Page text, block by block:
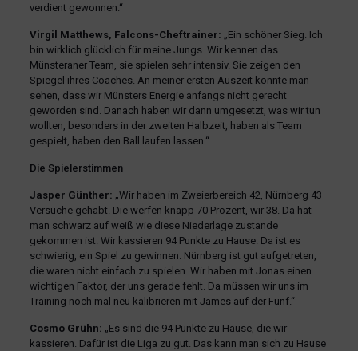
verdient gewonnen.“
Virgil Matthews, Falcons-Cheftrainer: „Ein schöner Sieg. Ich
bin wirklich glücklich für meine Jungs. Wir kennen das
Münsteraner Team, sie spielen sehr intensiv. Sie zeigen den
Spiegel ihres Coaches. An meiner ersten Auszeit konnte man
sehen, dass wir Münsters Energie anfangs nicht gerecht
geworden sind. Danach haben wir dann umgesetzt, was wir tun
wollten, besonders in der zweiten Halbzeit, haben als Team
gespielt, haben den Ball laufen lassen.“
Die Spielerstimmen
Jasper Günther: „Wir haben im Zweierbereich 42, Nürnberg 43
Versuche gehabt. Die werfen knapp 70 Prozent, wir 38. Da hat
man schwarz auf weiß wie diese Niederlage zustande
gekommen ist. Wir kassieren 94 Punkte zu Hause. Da ist es
schwierig, ein Spiel zu gewinnen. Nürnberg ist gut aufgetreten,
die waren nicht einfach zu spielen. Wir haben mit Jonas einen
wichtigen Faktor, der uns gerade fehlt. Da müssen wir uns im
Training noch mal neu kalibrieren mit James auf der Fünf.“
Cosmo Grühn: „Es sind die 94 Punkte zu Hause, die wir
kassieren. Dafür ist die Liga zu gut. Das kann man sich zu Hause